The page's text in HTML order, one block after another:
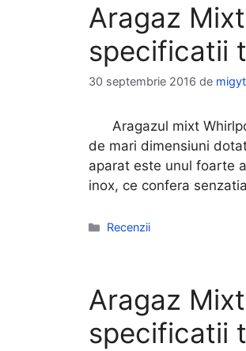
Aragaz
specificatii
30 septembrie 2016 de migyt
Aragazul mixt
de mari dimensiuni
aparat este unul foarte
inox, ce confera
Categorii
Recenzii
Aragaz
specificatii